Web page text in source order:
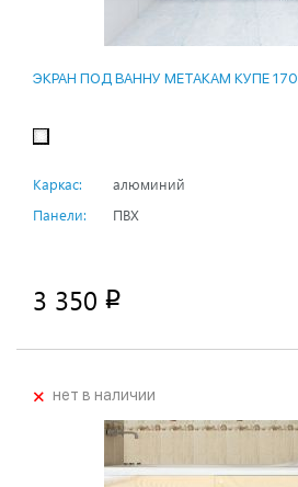
ЭКРАН ПОД ВАННУ МЕТАКАМ КУПЕ 170
Каркас:
алюминий
Панели:
ПВХ
3 350 p
+нет в наличии